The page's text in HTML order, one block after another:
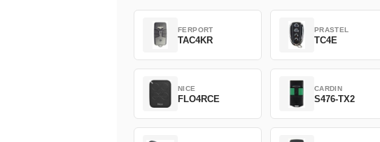
FERPORT
TAC4KR
PRASTEL
TC4E
NICE
FLO4RCE
CARDIN
S476-TX2